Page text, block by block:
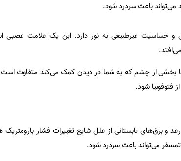
می‌تواند باعث سردرد شود.
و حساسیت غیرطبیعی به نور دارد. این یک علامت عصبی
بخشی از چشم که به شما در دیدن کمک می‌کند متفاوت
فتوفوبیا شود.
و برق‌های تابستانی از علل شایع تغییرات فشار
می‌تواند باعث سردرد شود.